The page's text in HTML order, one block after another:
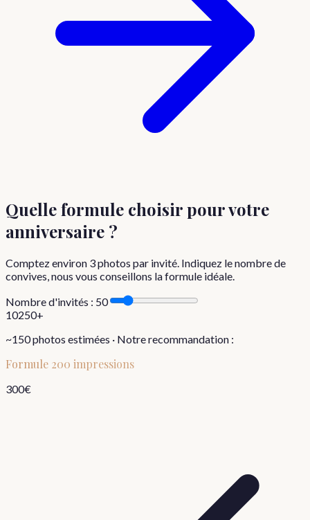
Quelle formule choisirpour votre
anniversaire ?
Comptez environ 3photos par invité. Indiquez le nombre de
convives, nous vous conseillons la formule idéale.
Nombre d'invités : 50
10250+
~150photos estimées · Notre recommandation :
Formule 200 impressions
300€